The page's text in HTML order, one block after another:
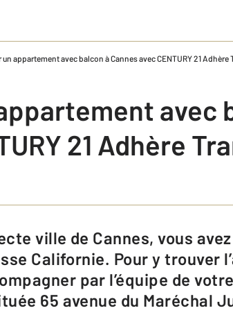
un appartement avec balcon à Cannes avec CENTURY 21
avec
21 Adhère
Californie. Pour y trouver
par l’équipe de votre
65 avenue du Maréchal